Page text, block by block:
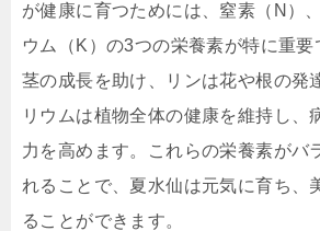
が健康に育つためには、窒素（N）
ウム（K）の3つの栄養素が特に重
茎の成長を助け、リンは花や根の発
リウムは植物全体の健康を維持し、
力を高めます。これらの栄養素がバ
れることで、夏水仙は元気に育ち、
ることができます。